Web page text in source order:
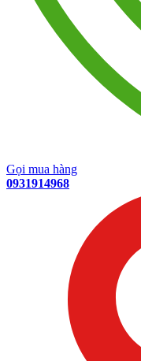
Gọi mua hàng
0931914968